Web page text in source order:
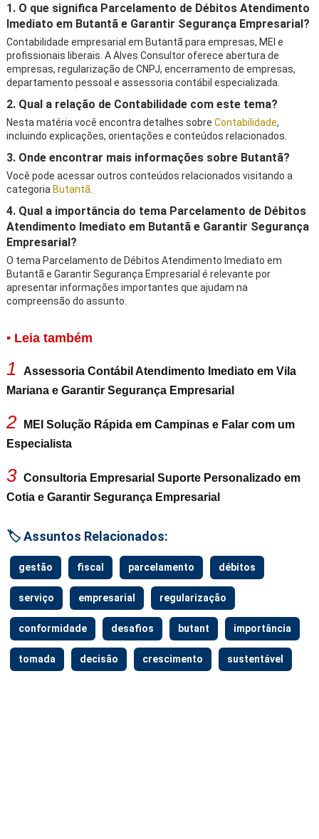
1. O que significa Parcelamento de Débitos Atendimento
Imediato em Butantã e Garantir Segurança Empresarial?
Contabilidade empresarial em Butantã para empresas, MEI e
profissionais liberais. A Alves Consultor oferece abertura de
empresas, regularização de CNPJ, encerramento de empresas,
departamento pessoal e assessoria contábil especializada.
2. Qual a relação de Contabilidade com este tema?
Nesta matéria você encontra detalhes sobre Contabilidade,
incluindo explicações, orientações e conteúdos relacionados.
3. Onde encontrar mais informações sobre Butantã?
Você pode acessar outros conteúdos relacionados visitando a
categoria Butantã
4. Qual a importância do tema Parcelamento de Débitos
Atendimento Imediato em Butantã e Garantir Segurança
Empresarial?
O tema Parcelamento de Débitos Atendimento Imediato em
Butantã e Garantir Segurança Empresarial é relevante por
apresentar informações importantes que ajudam na
compreensão do assunto.
▪ Leia também
1
Assessoria Contábil Atendimento Imediato em Vila
Mariana e Garantir Segurança Empresarial
2
MEI Solução Rápida em Campinas e Falar com um
Especialista
3 Consultoria Empresarial Suporte Personalizado em
Cotia e Garantir Segurança Empresarial
🏷️ Assuntos Relacionados:
gestão fiscal parcelamento débitos
serviço empresarial regularização
conformidade desafios butant importância
tomada decisão crescimento sustentável